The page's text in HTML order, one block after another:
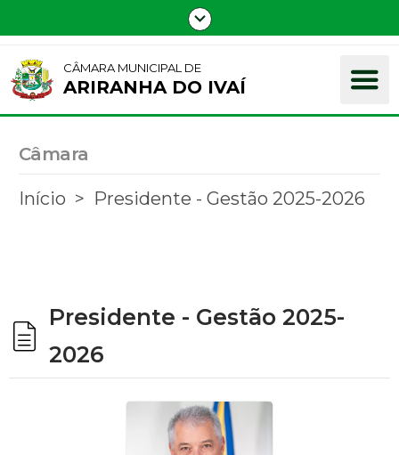
CÂMARA MUNICIPAL DE
ARIRANHA DO IVAÍ
Câmara
Início Presidente - Gestão 2025-2026
Presidente - Gestão 2025-
2026